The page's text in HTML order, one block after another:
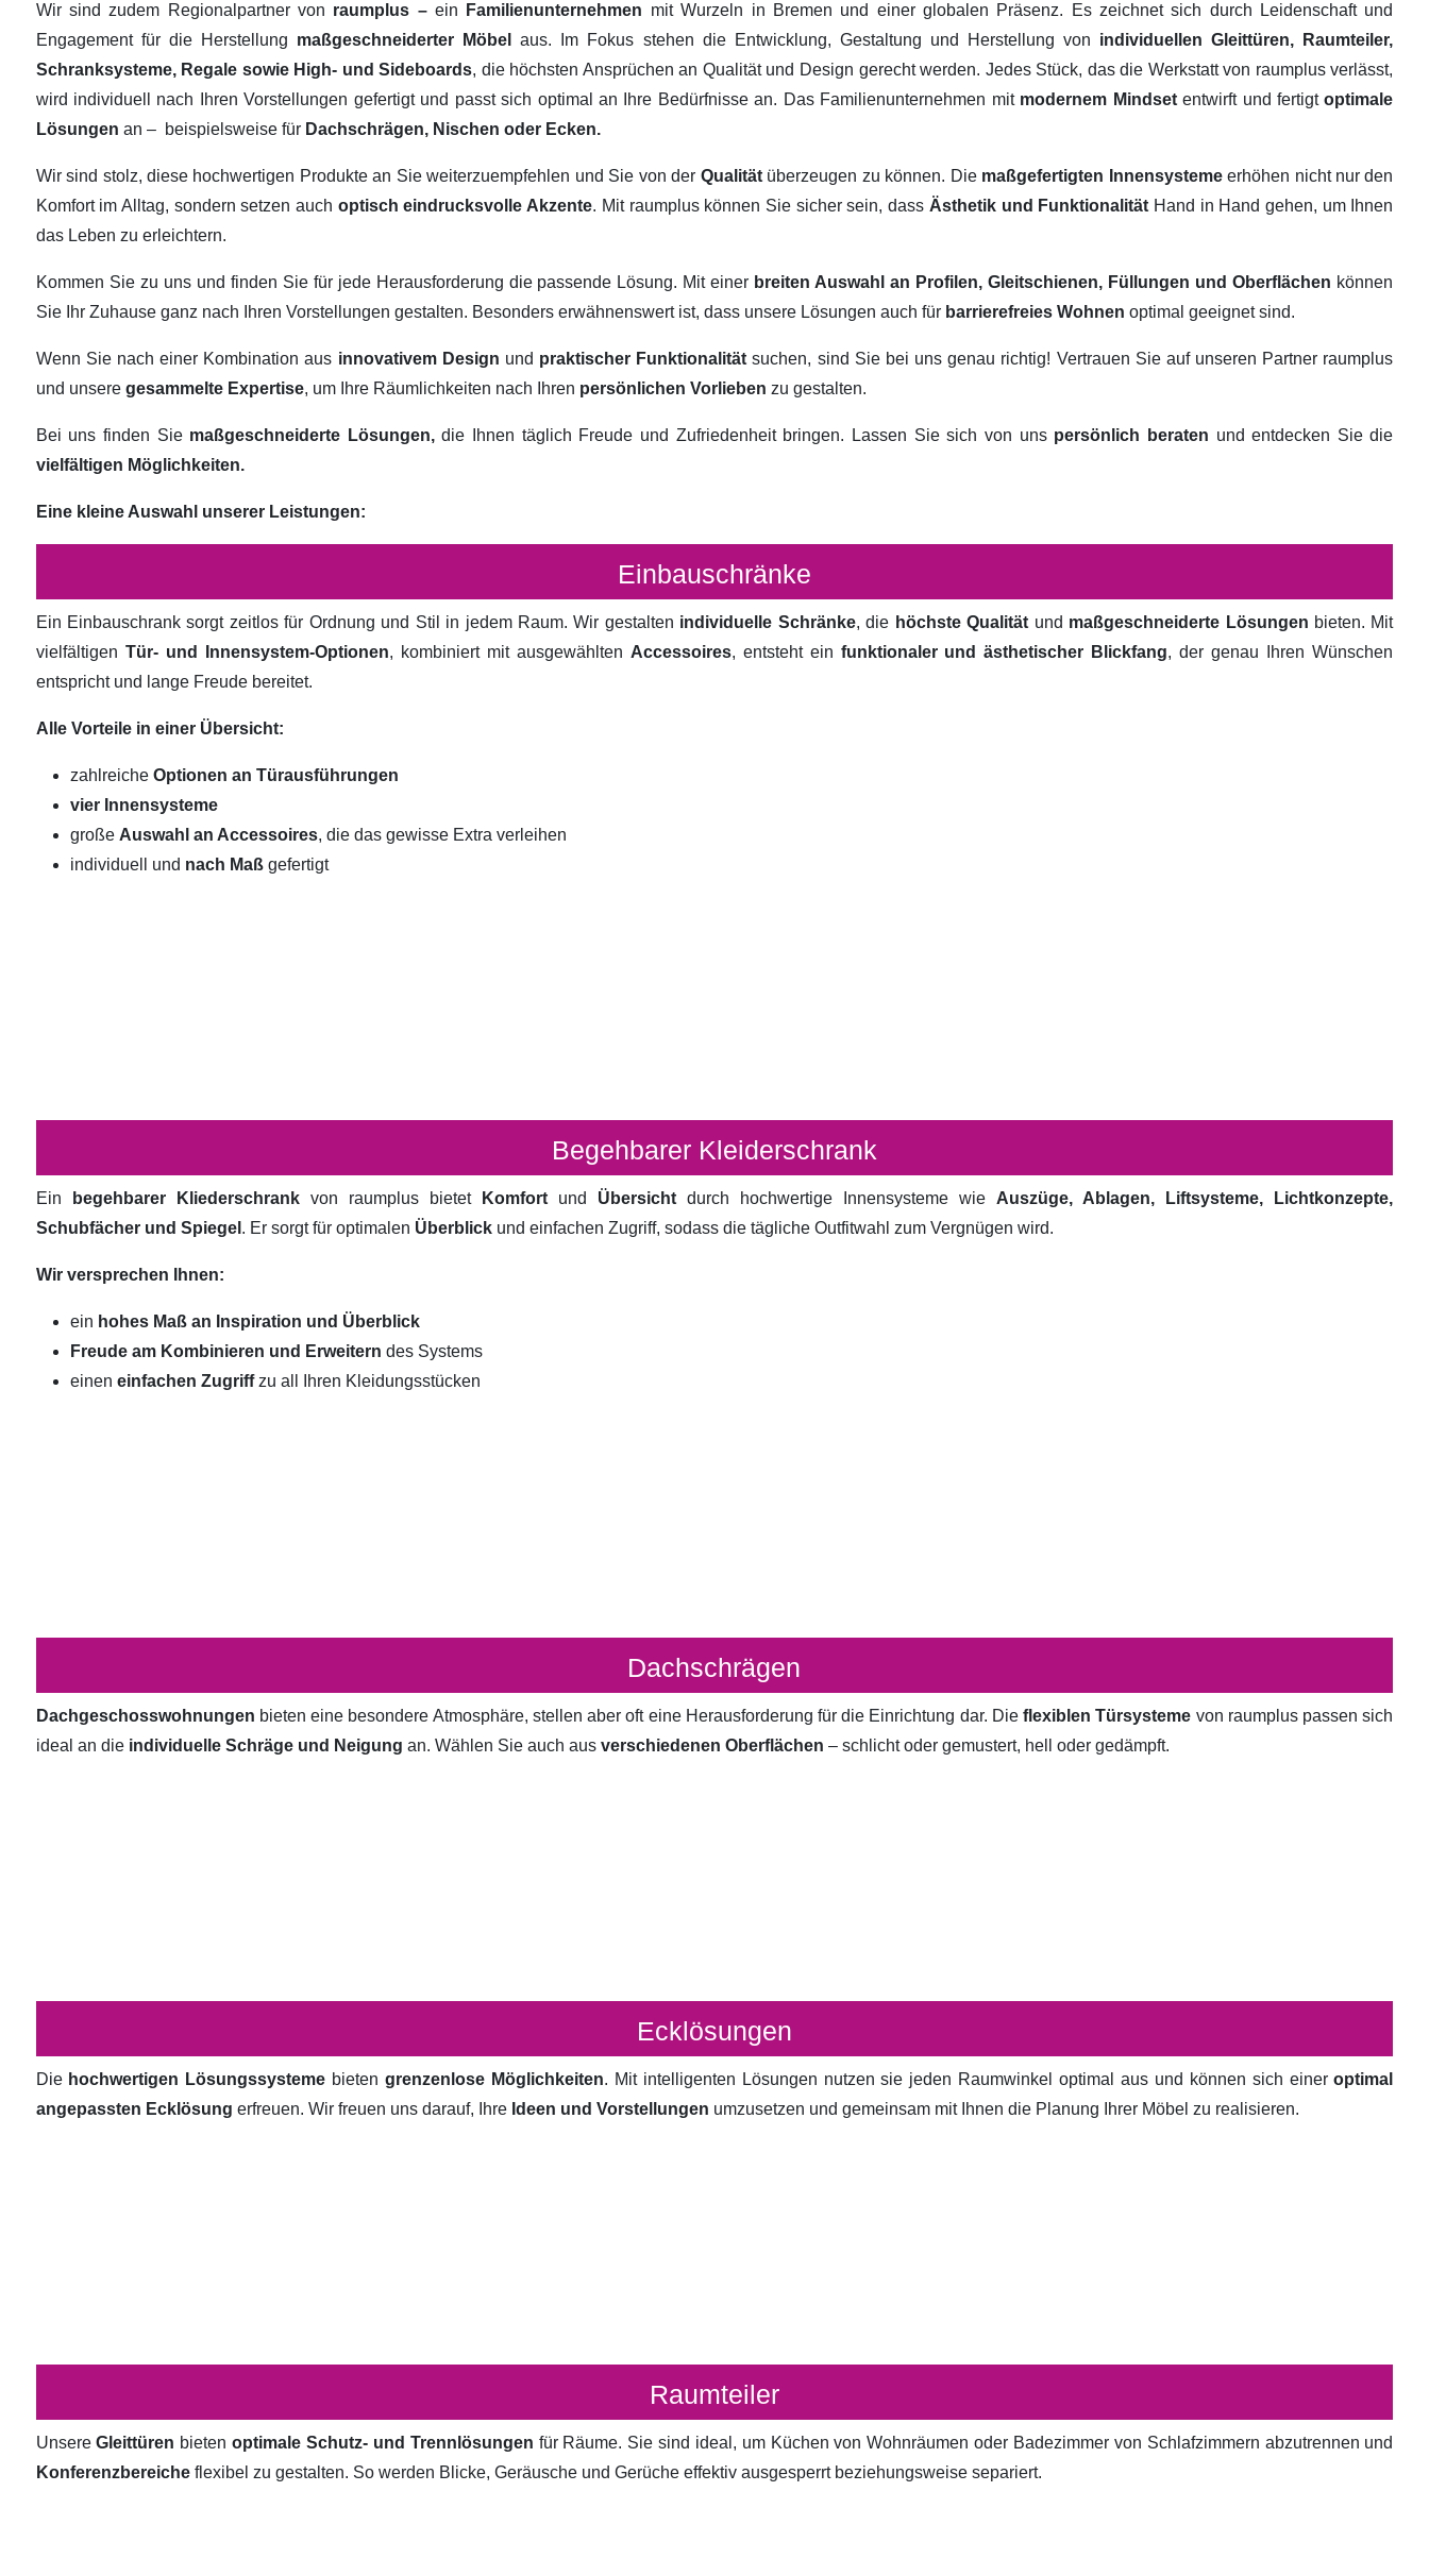
Wir sind zudem Regionalpartner von raumplus –ein Familienunternehmen mit Wurzeln in Bremen und einer globalen Präsenz. Es zeichnet sich durch Leidenschaft und
Engagement für die Herstellung maßgeschneiderter Möbelaus. Im Fokus stehen die Entwicklung, Gestaltung und Herstellung von individuellen Gleittüren, Raumteiler,
Schranksysteme, Regale sowie High- und Sideboards, die höchsten Ansprüchen an Qualität und Design gerecht werden. Jedes Stück, das die Werkstatt von raumplus verlässt,
wird individuell nach Ihren Vorstellungen gefertigt und passt sich optimal an Ihre Bedürfnisse an. Das Familienunternehmen mit modernem Mindsetentwirft und fertigtoptimale
Lösungen an – beispielsweise für Dachschrägen, Nischen oder Ecken.
Wir sind stolz, diese hochwertigen Produkte an Sie weiterzuempfehlen und Sie von der Qualität überzeugen zu können. Die maßgefertigten Innensystemeerhöhen nicht nur den
Komfort im Alltag, sondern setzen auch optisch eindrucksvolle Akzente. Mit raumplus können Sie sicher sein, dass Ästhetik und Funktionalität Hand in Hand gehen, um Ihnen
das Leben zu erleichtern.
Kommen Sie zu uns und finden Sie für jede Herausforderung die passende Lösung. Mit einer breiten Auswahl an Profilen, Gleitschienen, Füllungen und Oberflächen können
Sie Ihr Zuhause ganz nach Ihren Vorstellungen gestalten. Besonders erwähnenswert ist, dass unsere Lösungen auch für barrierefreies Wohnen optimal geeignet sind.
Wenn Sie nach einer Kombination aus innovativem Design und praktischer Funktionalitätsuchen, sind Sie bei uns genau richtig! Vertrauen Sie auf unseren Partner raumplus
und unsere gesammelte Expertise, um Ihre Räumlichkeiten nach Ihren persönlichen Vorlieben zu gestalten.
Bei uns finden Sie maßgeschneiderte Lösungen,die Ihnen täglich Freude und Zufriedenheit bringen. Lassen Sie sich von uns persönlich beraten und entdecken Sie die
vielfältigen Möglichkeiten.
Eine kleine Auswahl unserer Leistungen:
Einbauschränke
Ein Einbauschrank sorgt zeitlos für Ordnung und Stil in jedem Raum. Wir gestalten individuelle Schränke, die höchste Qualität und maßgeschneiderte Lösungen bieten. Mit
vielfältigen Tür- und Innensystem-Optionen, kombiniert mit ausgewählten Accessoires, entsteht ein funktionaler und ästhetischer Blickfang, der genau Ihren Wünschen
entspricht und lange Freude bereitet.
Alle Vorteile in einer Übersicht:
zahlreiche Optionen an Türausführungen
vier Innensysteme
große Auswahl an Accessoires, die das gewisse Extra verleihen
individuell und nach Maß gefertigt
Begehbarer Kleiderschrank
Ein begehbarer Kliederschrank von raumplus bietet Komfort und Übersicht durch hochwertige Innensysteme wie Auszüge, Ablagen, Liftsysteme, Lichtkonzepte,
Schubfächer und Spiegel . Er sorgt für optimalen Überblickund einfachen Zugriff, sodass die tägliche Outfitwahl zum Vergnügen wird.
Wir versprechen Ihnen:
ein hohes Maß an Inspiration und Überblick
Freude am Kombinieren und Erweitern des Systems
einen einfachen Zugriffzu all Ihren Kleidungsstücken
Dachschrägen
Dachgeschosswohnungen bieten eine besondere Atmosphäre, stellen aber oft eine Herausforderung für die Einrichtung dar. Dieflexiblen Türsysteme von raumplus passen sich
ideal an die individuelle Schräge und Neigung an. Wählen Sie auch aus verschiedenen Oberflächen – schlicht oder gemustert, hell oder gedämpft.
Ecklösungen
Die hochwertigen Lösungssysteme bietengrenzenlose Möglichkeiten. Mit intelligenten Lösungen nutzen sie jeden Raumwinkel optimal aus und können sich eineroptimal
angepassten Ecklösung erfreuen. Wir freuen uns darauf, Ihre Ideen und Vorstellungen umzusetzen und gemeinsam mit Ihnen die Planung Ihrer Möbel zu realisieren.
Raumteiler
UnsereGleittüren bietenoptimale Schutz- und Trennlösungen für Räume. Sie sind ideal, um Küchen von Wohnräumen oder Badezimmer von Schlafzimmern abzutrennen und
Konferenzbereiche flexibel zu gestalten. So werden Blicke, Geräusche und Gerüche effektiv ausgesperrt beziehungsweise separiert.